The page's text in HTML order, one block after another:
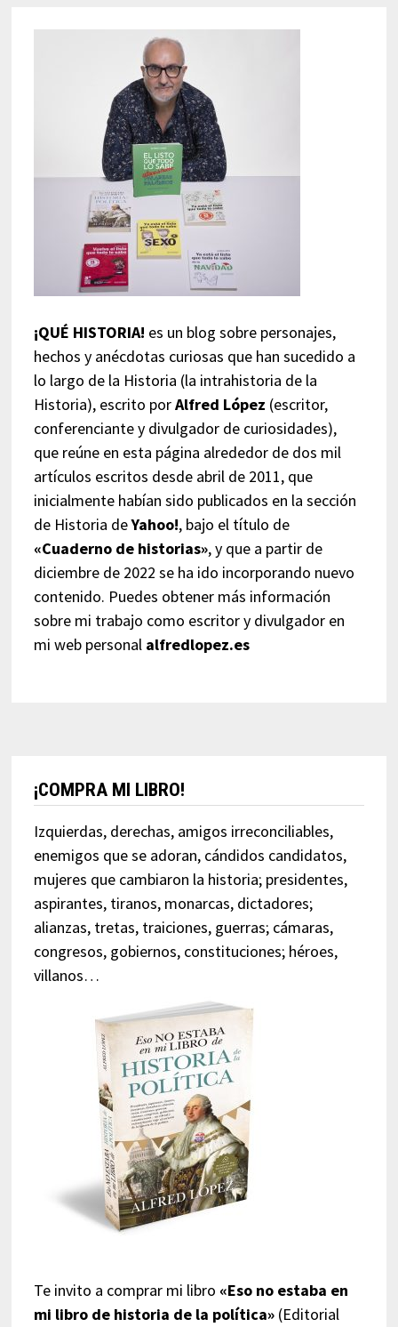
¡QUÉ HISTORIA! es un blog sobre personajes,
hechos y anécdotas curiosas que han sucedido a
lo largo de la Historia (la intrahistoria de la
Historia), escrito porAlfred López (escritor,
conferenciante y divulgador de curiosidades),
que reúne en esta página alrededor de dos mil
artículos escritos desde abril de 2011, que
inicialmente habían sido publicados en la sección
de Historia deYahoo!, bajo el título de
«Cuaderno de historias», y que a partir de
diciembre de 2022 se ha ido incorporando nuevo
contenido. Puedes obtener más información
sobre mi trabajo como escritor y divulgador en
mi web personal alfredlopez.es
¡COMPRA MI LIBRO!
Izquierdas, derechas, amigos irreconciliables,
enemigos que se adoran, cándidos candidatos,
mujeres que cambiaron la historia; presidentes,
aspirantes, tiranos, monarcas, dictadores;
alianzas, tretas, traiciones, guerras; cámaras,
congresos, gobiernos, constituciones; héroes,
villanos…
Te invito a comprar mi libro «Eso no estaba en
mi libro de historia de la política»(Editorial